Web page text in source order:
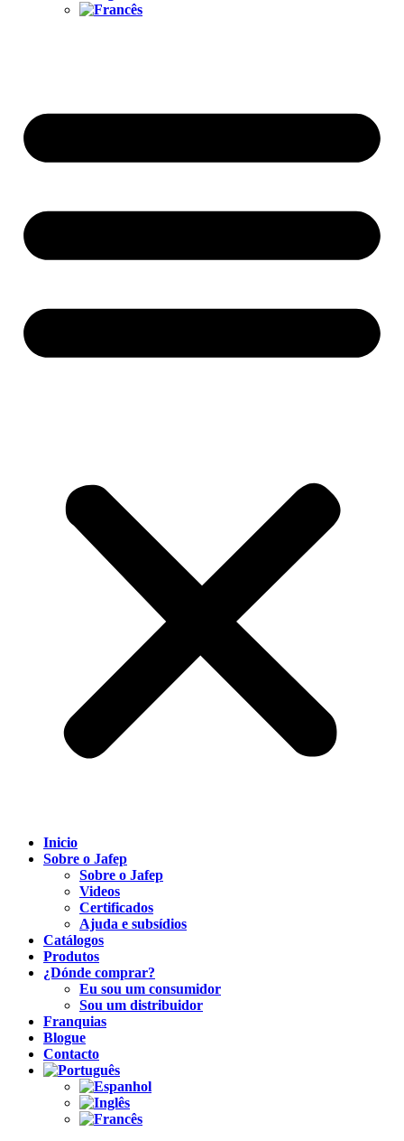
Inicio
Sobre o Jafep
Sobre o Jafep
Videos
Certificados
Ajuda e subsídios
Catálogos
Produtos
¿Dónde comprar?
Eu sou um consumidor
Sou um distribuidor
Franquias
Blogue
Contacto